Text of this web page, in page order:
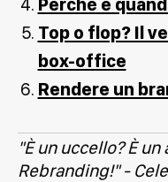
Top o flop? Il
box-office
Rendere un
"È un uccello? È un
Rebranding!" -